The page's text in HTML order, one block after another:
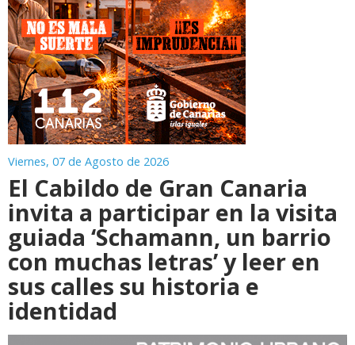
Viernes, 07 de Agosto de 2026
El Cabildo de Gran Canaria
invita a participar en la visita
guiada ‘Schamann, un barrio
con muchas letras’ y leer en
sus calles su historia e
identidad